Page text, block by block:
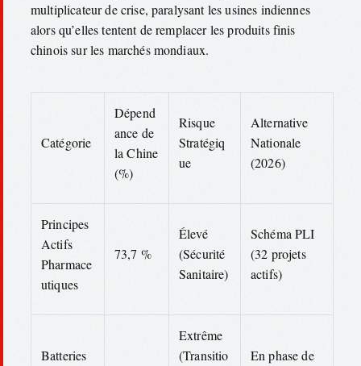
multiplicateur de crise, paralysant les usines indiennes
alors qu’elles tentent de remplacer les produits finis
chinois sur les marchés mondiaux.
Catégorie
Dépend
ance de
la Chine
(%)
Risque
Stratégiq
ue
Alternative
Nationale
(2026)
Principes
Actifs
Pharmace
utiques
73,7 %
Élevé
(Sécurité
Sanitaire)
Schéma PLI
(32 projets
actifs)
Batteries
Extrême
(Transitio
En phase de